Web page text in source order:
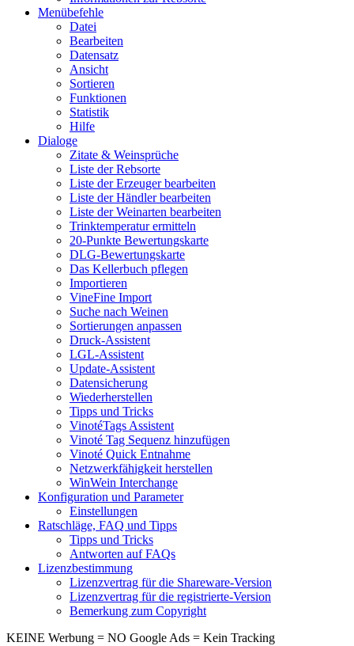
Menübefehle
Datei
Bearbeiten
Datensatz
Ansicht
Sortieren
Funktionen
Statistik
Hilfe
Dialoge
Zitate & Weinsprüche
Liste der Rebsorte
Liste der Erzeuger bearbeiten
Liste der Händler bearbeiten
Liste der Weinarten bearbeiten
Trinktemperatur ermitteln
20-Punkte Bewertungskarte
DLG-Bewertungskarte
Das Kellerbuch pflegen
Importieren
VineFine Import
Suche nach Weinen
Sortierungen anpassen
Druck-Assistent
LGL-Assistent
Update-Assistent
Datensicherung
Wiederherstellen
Tipps und Tricks
VinotéTags Assistent
Vinoté Tag Sequenz hinzufügen
Vinoté Quick Entnahme
Netzwerkfähigkeit herstellen
WinWein Interchange
Konfiguration und Parameter
Einstellungen
Ratschläge, FAQ und Tipps
Tipps und Tricks
Antworten auf FAQs
Lizenzbestimmung
Lizenzvertrag für die Shareware-Version
Lizenzvertrag für die registrierte-Version
Bemerkung zum Copyright
KEINE Werbung = NO Google Ads = Kein Tracking